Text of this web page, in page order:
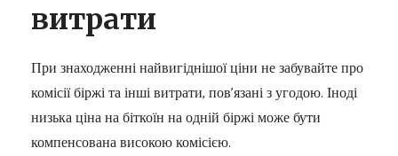
витрати
При знаходженні найвигіднішої ціни не забувайте про
комісії біржі та інші витрати, пов’язані з угодою. Іноді
низька ціна на біткоїн на одній біржі може бути
компенсована високою комісією.